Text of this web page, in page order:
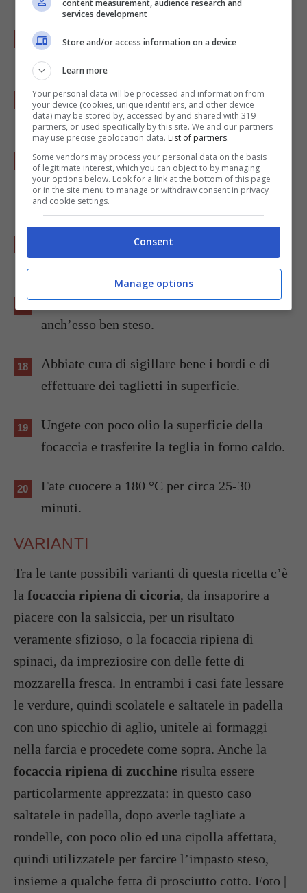
Al termine unite le olive e insaporite con
sale e pepe quindi spegnete la fiamma.
Trascorse le due ore dividete l’impasto in
due.
Stendete una metà su di una teglia larga e
dalle pareti basse, precedentemente unta di
olio.
Farcite con le verdure cotte e tiepide e con la
Coprite il tutto con l’impasto rimasto,
anch’esso ben steso.
Abbiate cura di sigillare bene i bordi e di
effettuare dei taglietti in superficie.
Ungete con poco olio la superficie della
focaccia e trasferite la teglia in forno caldo.
Fate cuocere a 180 °C per circa 25-30
minuti.
VARIANTI
Tra le tante possibili varianti di questa ricetta c’è
la focaccia ripiena di cicoria, da insaporire a
piacere con la salsiccia, per un risultato
veramente sfizioso, o la focaccia ripiena di
spinaci, da impreziosire con delle fette di
mozzarella fresca. In entrambi i casi fate lessare
le verdure, quindi scolatele e saltatele in padella
con uno spicchio di aglio, unitele ai formaggi
nella farcia e procedete come sopra. Anche la
focaccia ripiena di zucchine risulta essere
particolarmente apprezzata: in questo caso
saltatele in padella, dopo averle tagliate a
rondelle, con poco olio ed una cipolla affettata,
quindi utilizzatele per farcire l’impasto steso,
insieme a qualche fetta di prosciutto cotto. Foto |
content measurement, audience research and
services development
Store and/or access information on a device
Learn more
Your personal data will be processed and information from
your device (cookies, unique identifiers, and other device
data) may be stored by, accessed by and shared with 319
partners, or used specifically by this site. We and our partners
may use precise geolocation data. List of partners.
Some vendors may process your personal data on the basis
of legitimate interest, which you can object to by managing
your options below. Look for a link at the bottom of this page
or in the site menu to manage or withdraw consent in privacy
and cookie settings.
Consent
Manage options